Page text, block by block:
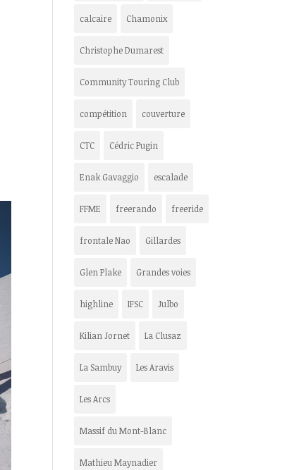
calcaire Chamonix
Christophe Dumarest
Community Touring Club
compétition couverture
CTC Cédric Pugin
Enak Gavaggio escalade
FFME freerando freeride
frontale Nao Gillardes
Glen Plake Grandes voies
highline IFSC Julbo
Kilian Jornet La Clusaz
La Sambuy Les Aravis
Les Arcs
Massif du Mont-Blanc
Mathieu Maynadier